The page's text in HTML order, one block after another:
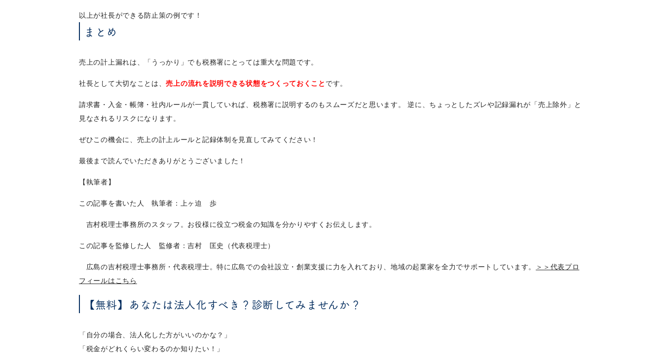
以上が社長ができる防止策の例です！
まとめ
売上の計上漏れは、「うっかり」でも税務署にとっては重大な問題です。
社長として大切なことは、売上の流れを説明できる状態をつくっておくこと です。
請求書・入金・帳簿・社内ルールが一貫していれば、税務署に説明するのもスムーズだと思います。 逆に、ちょっとしたズレや記録漏れが「売上除外」と
見なされるリスクになります。
ぜひこの機会に、売上の計上ルールと記録体制を見直してみてください！
最後まで読んでいただきありがとうございました！
【執筆者】
この記事を書いた人 執筆者：上ヶ迫 歩
吉村税理士事務所のスタッフ。お役様に役立つ税金の知識を分かりやすくお伝えします。
この記事を監修した人 監修者：吉村 匡史（代表税理士）
広島の吉村税理士事務所・代表税理士。特に広島での会社設立・創業支援に力を入れており、地域の起業家を全力でサポートしています。
＞＞代表プロ
フィールはこちら
【無料】あなたは法人化すべき？診断してみませんか？
「自分の場合、法人化した方がいいのかな？」
「税金がどれくらい変わるのか知りたい！」